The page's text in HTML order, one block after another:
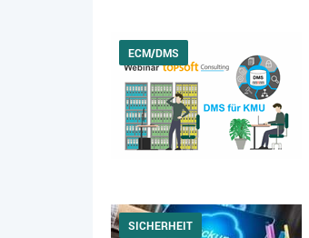
ECM/DMS
SICHERHEIT